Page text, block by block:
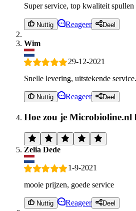
Super service, top kwaliteit
Nuttig Reageer Deel
Wim
29-12-2021
Snelle levering, uitstekende
Nuttig Reageer Deel
Hoe zou je Microbioline.nl
Zelia Dede
1-9-2021
mooie prijzen, goede service
Nuttig Reageer Deel